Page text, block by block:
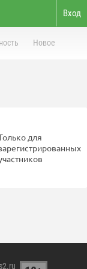
Вход
Новое
для